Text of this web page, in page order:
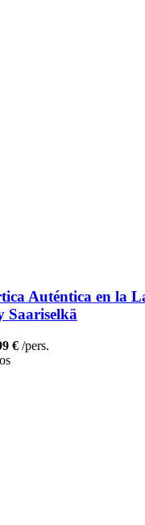
Auténtica en la
Saariselkä
€ /pers.